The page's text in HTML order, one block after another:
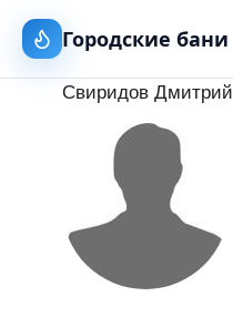
Городские бани
Свиридов Дмитрий